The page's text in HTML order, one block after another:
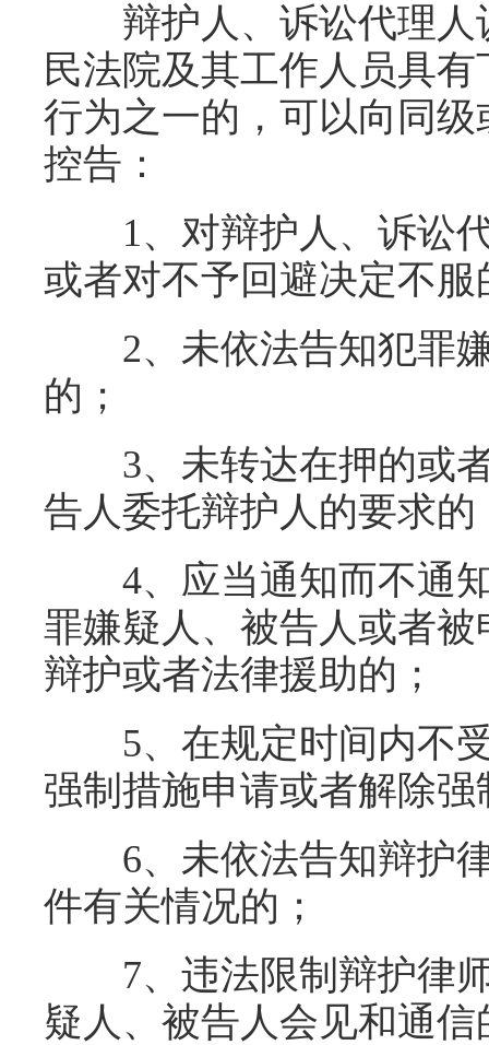
辩护人、诉讼代理人
民法院及其工作人员具
行为之一的，可以向同
控告：
1、对辩护人、诉讼代
或者对不予回避决定不
2、未依法告知犯罪嫌
的；
3、未转达在押的或者
告人委托辩护人的要求的
4、应当通知而不通知
罪嫌疑人、被告人或者
辩护或者法律援助的；
5、在规定时间内不受
强制措施申请或者解除
6、未依法告知辩护律
件有关情况的；
7、违法限制辩护律师
疑人、被告人会见和通信